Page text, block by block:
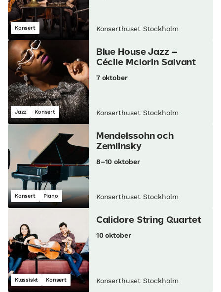
Konsert Konserthuset Stockholm
Jazz Konsert
Blue House Jazz –
Cécile Mclorin Salvant
7 oktober
Konserthuset Stockholm
Konsert Piano
Mendelssohn och
Zemlinsky
8–10 oktober
Konserthuset Stockholm
Klassiskt Konsert
Calidore String Quartet
10 oktober
Konserthuset Stockholm